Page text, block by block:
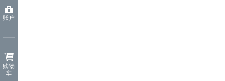
账户
购物
车